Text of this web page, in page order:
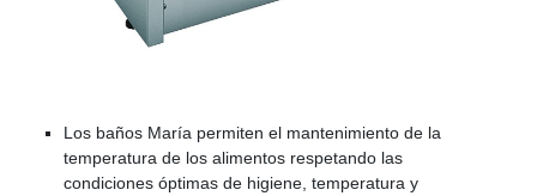
Los baños María permiten el mantenimiento de la
temperatura de los alimentos respetando las
condiciones óptimas de higiene, temperatura y